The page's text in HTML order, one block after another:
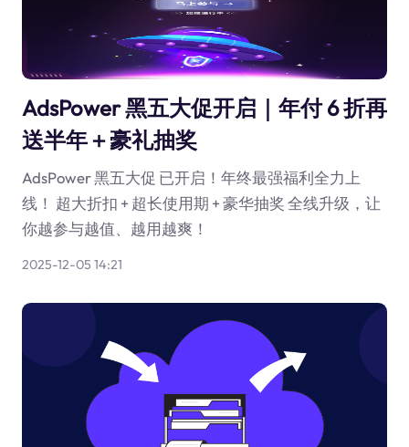
AdsPower 黑五大促开启｜年付 6 折再
送半年＋豪礼抽奖
AdsPower 黑五大促 已开启！年终最强福利全力上
线！ 超大折扣 + 超长使用期 + 豪华抽奖 全线升级，让
你越参与越值、越用越爽！
2025-12-05 14:21